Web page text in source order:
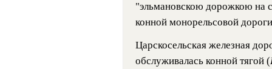
"эльмановскою дорожкою на
конной монорельсовой
Царскосельская железная
обслуживалась конной тягой (